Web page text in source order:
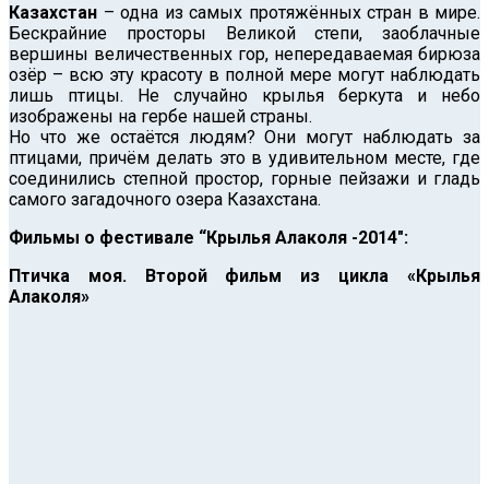
Казахстан – одна из самых протяжённых стран в мире.
Бескрайние просторы Великой степи, заоблачные
вершины величественных гор, непередаваемая бирюза
озёр – всю эту красоту в полной мере могут наблюдать
лишь птицы. Не случайно крылья беркута и небо
изображены на гербе нашей страны.
Но что же остаётся людям? Они могут наблюдать за
птицами, причём делать это в удивительном месте, где
соединились степной простор, горные пейзажи и гладь
самого загадочного озера Казахстана.
Фильмы о фестивале “Крылья Алаколя -2014″:
Птичка моя. Второй фильм из цикла «Крылья
Алаколя»